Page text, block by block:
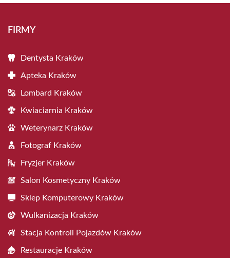
FIRMY
Dentysta Kraków
Apteka Kraków
Lombard Kraków
Kwiaciarnia Kraków
Weterynarz Kraków
Fotograf Kraków
Fryzjer Kraków
Salon Kosmetyczny Kraków
Sklep Komputerowy Kraków
Wulkanizacja Kraków
Stacja Kontroli Pojazdów Kraków
Restauracje Kraków